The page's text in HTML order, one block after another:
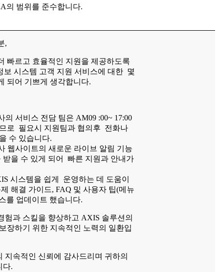
의 범위를 준수합니다.
,
빠르고 효율적인 지원을 제공하도록
시스템 고객 지원 서비스에 대한 몇
되어 기쁘게 생각합니다.
의 서비스 전담 팀은 AM09 :00~ 17:00
로 필요시 지원팀과 협의후 전화나
수 있습니다.
웹사이트의 새로운 라이브 알림 기능
받을 수 있게 되어 빠른 지원과 안내가
시스템을 쉽게 운영하는 데 도움이
해결 가이드, FAQ 및 사용자 팁(메뉴
를 업데이트 했습니다.
험과 스킬을 향상하고 AXIS 솔루션의
장하기 위한 지속적인 노력의 일환입
지속적인 신뢰에 감사드리며 귀하의
다.